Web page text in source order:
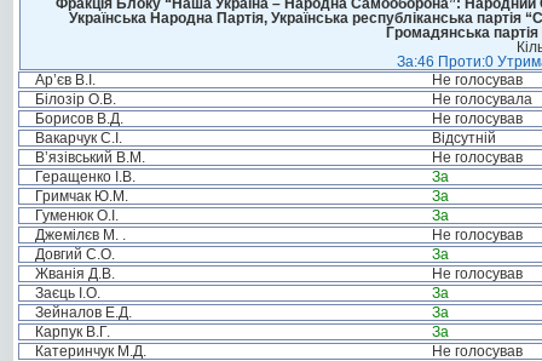
Фракція Блоку “Наша Україна – Народна Самооборона”: Народний
Українська Народна Партія, Українська республіканська
Громадянська
За:46 Проти:0
Ар’єв В.І.
Не голосував
Білозір О.В.
Не голосувала
Борисов В.Д.
Не голосував
Вакарчук С.І.
Відсутній
В’язівський В.М.
Не голосував
Геращенко І.В.
За
Гримчак Ю.М.
За
Гуменюк О.І.
За
Джемілєв М. .
Не голосував
Довгий С.О.
За
Жванія Д.В.
Не голосував
Заєць І.О.
За
Зейналов Е.Д.
За
Карпук В.Г.
За
Катеринчук М.Д.
Не голосував